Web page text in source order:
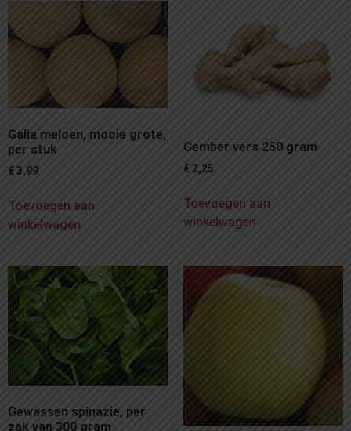
Galia meloen, mooie grote,
per stuk
€ 3,99
Toevoegen aan
winkelwagen
Gember vers 250 gram
€ 2,25
Toevoegen aan
winkelwagen
Gewassen spinazie, per
zak van 300 gram